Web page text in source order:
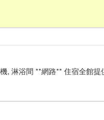
, 淋浴間 **網路** 住宿全館